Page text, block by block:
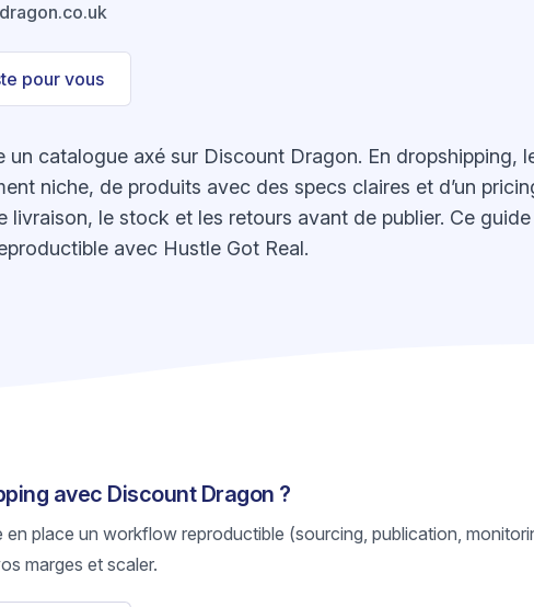
pour vous
catalogue axé sur Discount Dragon. En dropshipping,
niche, de produits avec des specs claires et d’un
livraison, le stock et les retours avant de publier. Ce
avec Hustle Got Real.
avec Discount Dragon ?
en place un workflow reproductible (sourcing, publication,
marges et scaler.